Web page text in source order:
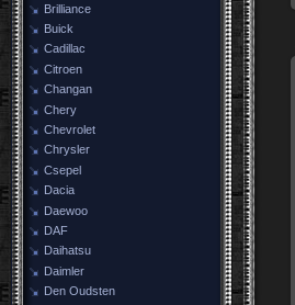
Brilliance
Buick
Cadillac
Citroen
Changan
Chery
Chevrolet
Chrysler
Csepel
Dacia
Daewoo
DAF
Daihatsu
Daimler
Den Oudsten